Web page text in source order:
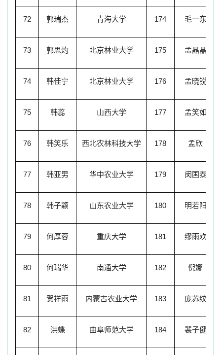
72 郭瑞杰 青海大学 174 毛一东
73 郭思灼 北京林业大学 175 孟晶晶
74 韩佳宁 北京林业大学 176 孟晓锐
75 韩蕊 山西大学 177 孟笑如
76 韩笑乐 西北农林科技大学 178 孟欣
77 韩亚男 华中农业大学 179 闵国泰
78 韩子颖 山东农业大学 180 明若阳
79 何厚蓉 重庆大学 181 缪雨欢
80 何瑞华 南通大学 182 倪娜
81 贺祥雨 内蒙古农业大学 183 庞苏纹
82 洪蝶 曲阜师范大学 184 裴子健